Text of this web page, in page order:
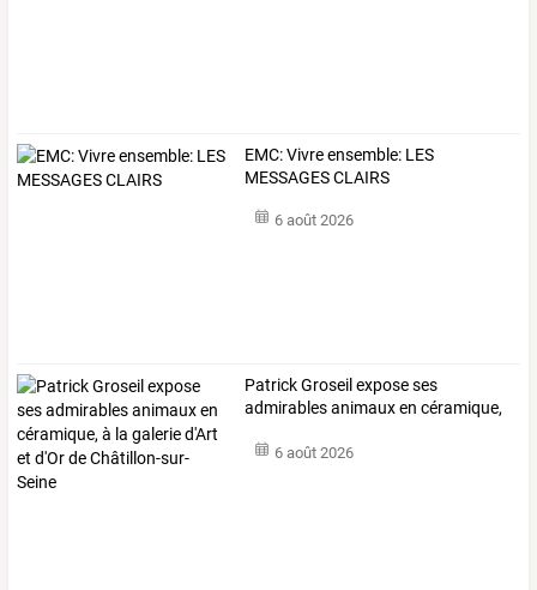
EMC: Vivre ensemble: LES
MESSAGES CLAIRS
6 août 2026
PatrickGroseil exposeses
admirablesanimauxen céramique,
6 août 2026